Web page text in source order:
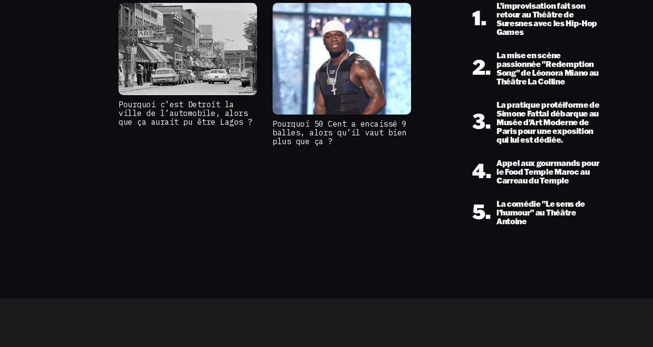
Pourquoi c’est Detroit la
ville de l’automobile, alors
que ça aurait pu être Lagos ?
Pourquoi 50 Cent a encaissé 9
balles, alors qu’il vaut bien
plus que ça ?
1.
L’improvisation fait son
retour au Théâtre de
Suresnes avec les Hip-Hop
Games
2. La mise en scène
passionnée "Redemption
Song" de Léonora Miano au
Théâtre La Colline
3.
La pratique protéiforme de
Simone Fattal débarque au
Musée d'Art Moderne de
Paris pour une exposition
qui lui est dédiée.
4. Appel aux gourmands pour
le Food Temple Maroc au
Carreau du Temple
5. La comédie "Le sens de
l'humour" au Théâtre
Antoine